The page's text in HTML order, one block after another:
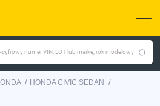
numer VIN, LOT lub markę, rok modelowy
/ HONDA CIVIC SEDAN /